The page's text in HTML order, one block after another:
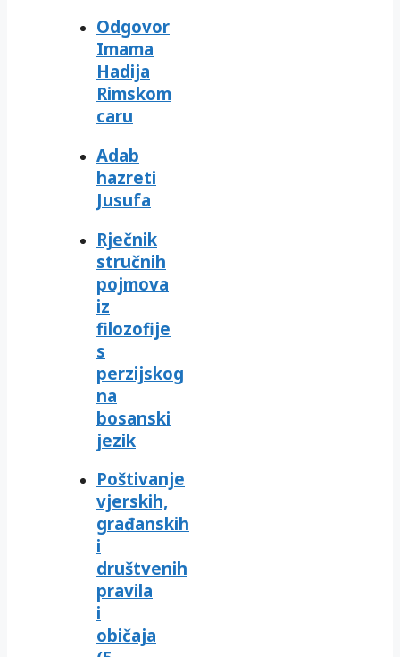
Odgovor
Imama
Hadija
Rimskom
caru
Adab
hazreti
Jusufa
Rječnik
stručnih
pojmova
iz
filozofije
s
perzijskog
na
bosanski
jezik
Poštivanje
vjerskih,
građanskih
i
društvenih
pravila
i
običaja